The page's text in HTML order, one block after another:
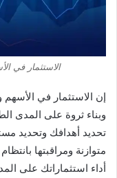
الاستثمار في
إن الاستثمار في
وبناء ثروة على المدى
تحديد أهدافك وتحديد
متوازنة ومراقبتها
أداء استثماراتك على